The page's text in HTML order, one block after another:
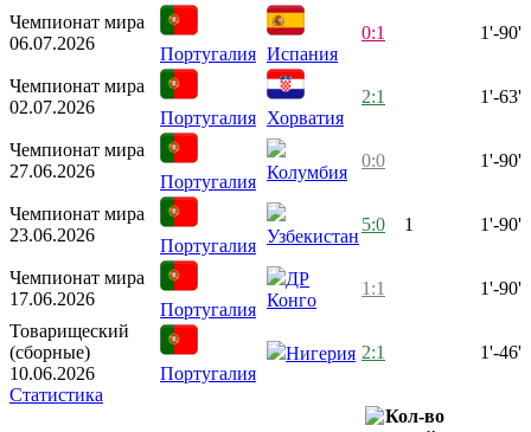
Чемпионат мира
06.07.2026
Португалия Испания
0:1 1'-90'
Чемпионат мира
02.07.2026
Португалия Хорватия
2:1 1'-63'
Чемпионат мира
27.06.2026
Португалия Колумбия
0:0 1'-90'
Чемпионат мира
23.06.2026
Португалия Узбекистан
5:0 1 1'-90'
Чемпионат мира
17.06.2026
Португалия
ДР
Конго
1:1 1'-90'
Товарищеский
(сборные)
10.06.2026
Португалия
Нигерия 2:1 1'-46'
Статистика